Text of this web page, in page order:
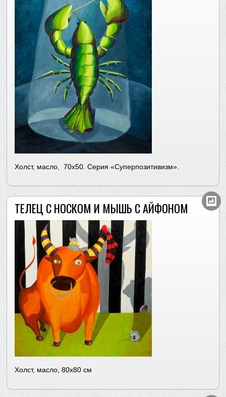
Холст, масло, 70х50. Серия «Суперпозитивизм».
ТЕЛЕЦ С НОСКОМ И МЫШЬ C АЙФОНОМ
Холст, масло, 80х80 см